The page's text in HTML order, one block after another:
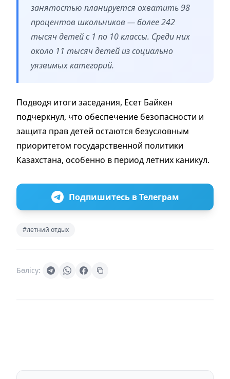
занятостью планируется охватить 98
процентов школьников — более 242
тысяч детей с 1 по 10 классы. Среди них
около 11 тысяч детей из социально
уязвимых категорий.
Подводя итоги заседания, Есет Байкен
подчеркнул, что обеспечение безопасности и
защита прав детей остаются безусловным
приоритетом государственной политики
Казахстана, особенно в период летних каникул.
Подпишитесь в Телеграм
#летний отдых
Бөлісу: